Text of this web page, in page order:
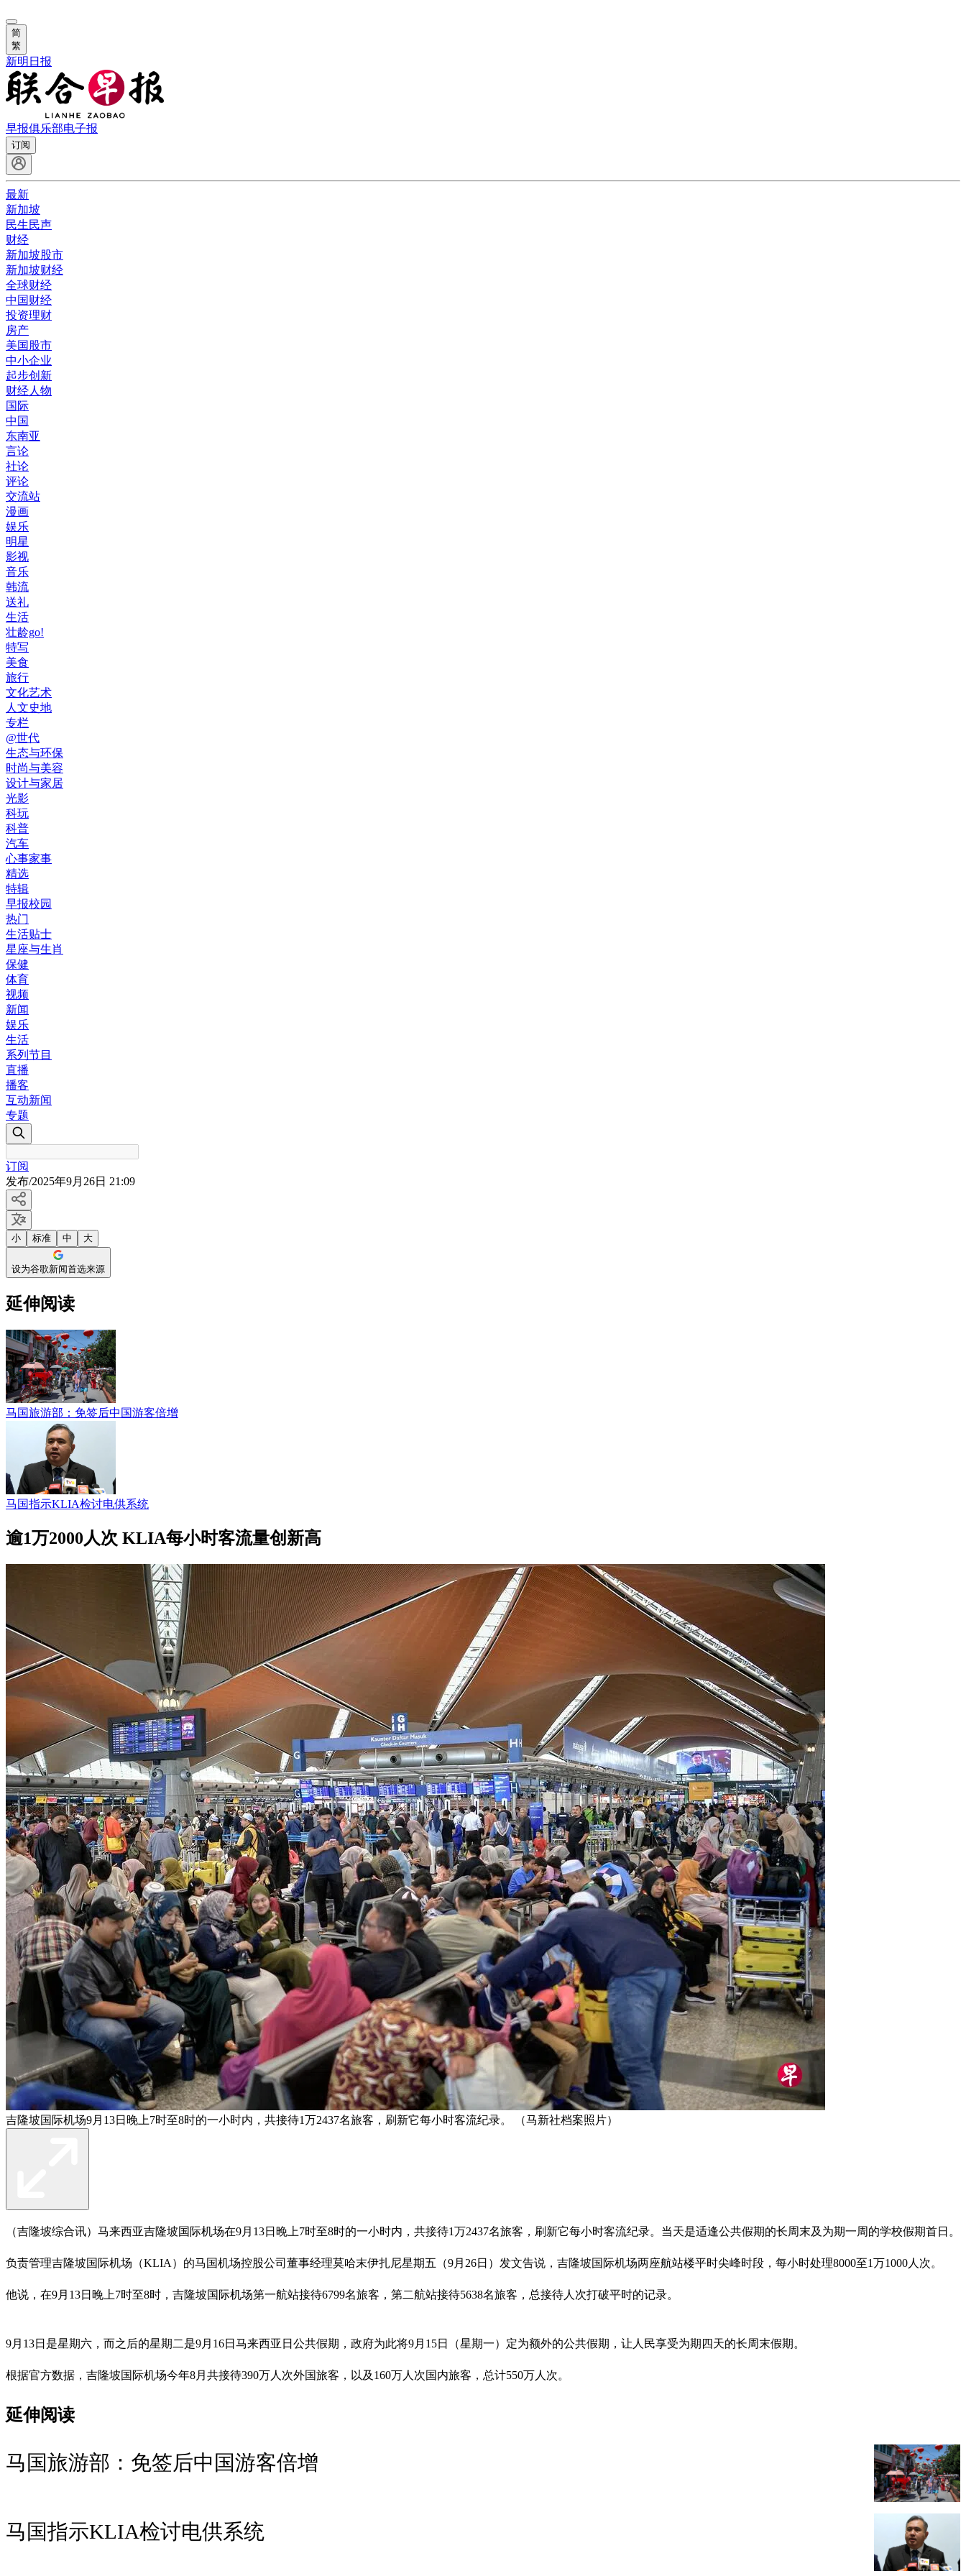
简
繁
新明日报
早报俱乐部电子报
订阅
最新
新加坡
民生民声
财经
新加坡股市
新加坡财经
全球财经
中国财经
投资理财
房产
美国股市
中小企业
起步创新
财经人物
国际
中国
东南亚
言论
社论
评论
交流站
漫画
娱乐
明星
影视
音乐
韩流
送礼
生活
壮龄go!
特写
美食
旅行
文化艺术
人文史地
专栏
@世代
生态与环保
时尚与美容
设计与家居
光影
科玩
科普
汽车
心事家事
精选
特辑
早报校园
热门
生活贴士
星座与生肖
保健
体育
视频
新闻
娱乐
生活
系列节目
直播
播客
互动新闻
专题
订阅
发布/2025年9月26日 21:09
小 标准 中 大
设为谷歌新闻首选来源
延伸阅读
马国旅游部：免签后中国游客倍增
马国指示KLIA检讨电供系统
逾1万2000人次 KLIA每小时客流量创新高
吉隆坡国际机场9月13日晚上7时至8时的一小时内，共接待1万2437名旅客，刷新它每小时客流纪录。 （马新社档案照片）
（吉隆坡综合讯）马来西亚吉隆坡国际机场在9月13日晚上7时至8时的一小时内，共接待1万2437名旅客，刷新它每小时客流纪录。当天是适逢公共假期的长周末及为期一周的学校假期首日。
负责管理吉隆坡国际机场（KLIA）的马国机场控股公司董事经理莫哈末伊扎尼星期五（9月26日）发文告说，吉隆坡国际机场两座航站楼平时尖峰时段，每小时处理8000至1万1000人次。
他说，在9月13日晚上7时至8时，吉隆坡国际机场第一航站接待6799名旅客，第二航站接待5638名旅客，总接待人次打破平时的记录。
9月13日是星期六，而之后的星期二是9月16日马来西亚日公共假期，政府为此将9月15日（星期一）定为额外的公共假期，让人民享受为期四天的长周末假期。
根据官方数据，吉隆坡国际机场今年8月共接待390万人次外国旅客，以及160万人次国内旅客，总计550万人次。
延伸阅读
马国旅游部：免签后中国游客倍增
马国指示KLIA检讨电供系统